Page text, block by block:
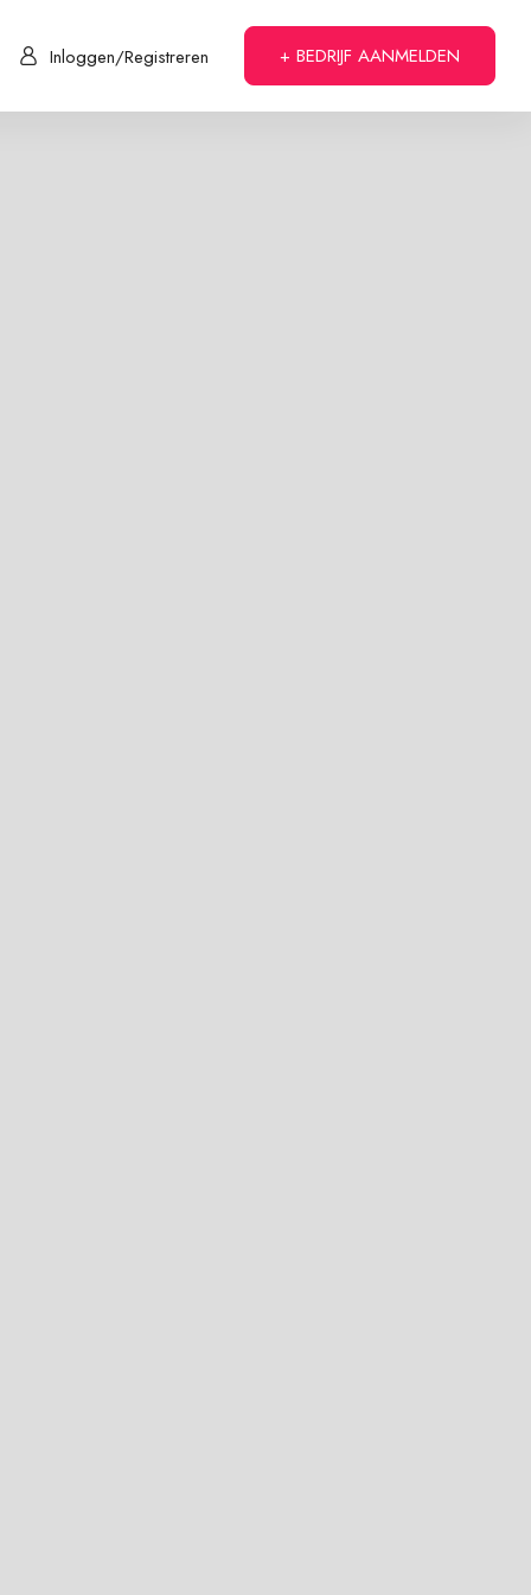
Inloggen/Registreren + BEDRIJF AANMELDEN